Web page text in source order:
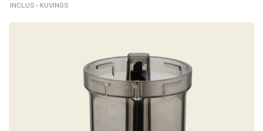
INCLUS - KUVINGS